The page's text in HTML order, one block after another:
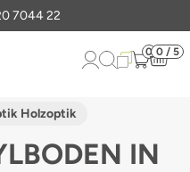
Musterversand
0 0 / 5
Holzoptik
IN